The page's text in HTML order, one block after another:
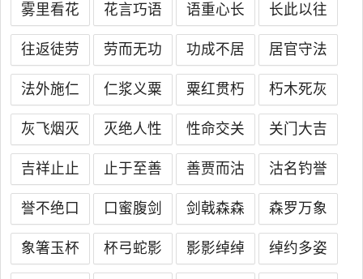
雾里看花 花言巧语 语重心长 长此以往
往返徒劳 劳而无功 功成不居 居官守法
法外施仁 仁浆义粟 粟红贯朽 朽木死灰
灰飞烟灭 灭绝人性 性命交关 关门大吉
吉祥止止 止于至善 善贾而沽 沽名钓誉
誉不绝口 口蜜腹剑 剑戟森森 森罗万象
象箸玉杯 杯弓蛇影 影影绰绰 绰约多姿